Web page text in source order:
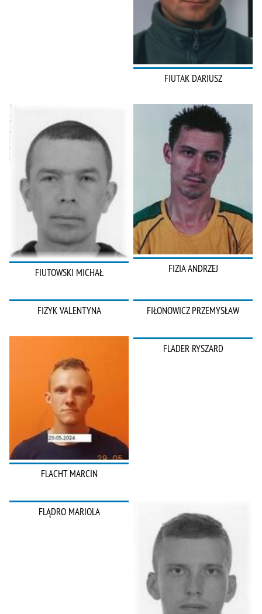
FIUTAK DARIUSZ
FIUTOWSKI MICHAŁ FIZIA ANDRZEJ
FIZYK VALENTYNA FIŁONOWICZ PRZEMYSŁAW
FLACHT MARCIN
FLADER RYSZARD
FLĄDRO MARIOLA